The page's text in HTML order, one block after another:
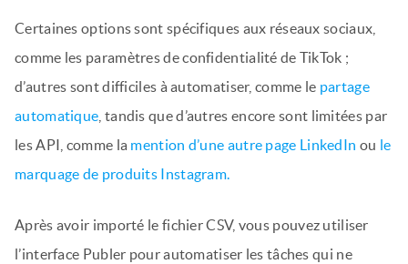
Certaines options sont spécifiques aux réseaux sociaux,
comme les paramètres de confidentialité de TikTok ;
d’autres sont difficiles à automatiser, comme le partage
automatique , tandis que d’autres encore sont limitées par
les API, comme la mention d’une autre page LinkedIn ou le
marquage de produits Instagram.
Après avoir importé le fichier CSV, vous pouvez utiliser
l’interface Publer pour automatiser les tâches qui ne